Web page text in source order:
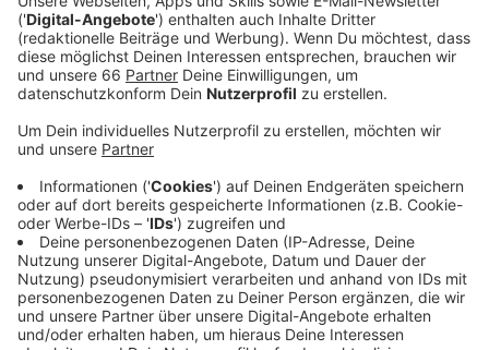
Bis Mitte September baut dieNetzgesellschaft
Düsseldorfdort zwischen der Talstraße und der
Friedrichstraße dasFernwärme-Netzaus.
Eine Fahrspur Richtung Kniebrücke gesperrt
Anzeige